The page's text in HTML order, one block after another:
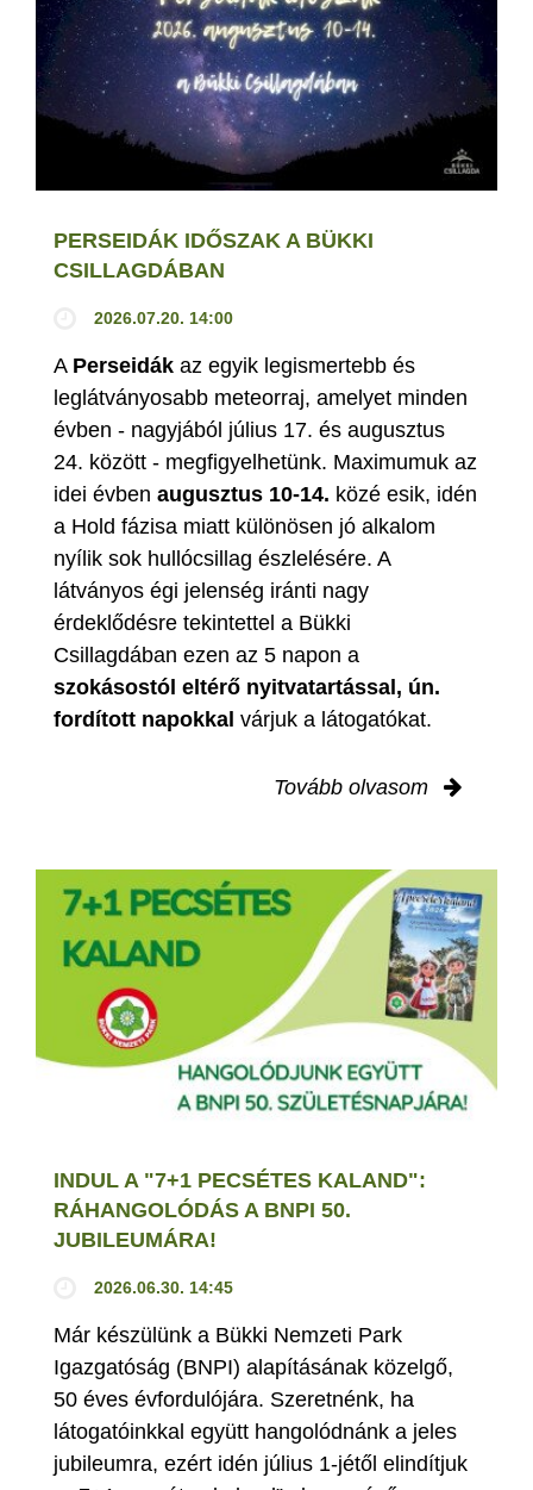
PERSEIDÁK IDŐSZAK A BÜKKI
CSILLAGDÁBAN
2026.07.20. 14:00
A Perseidák az egyik legismertebb és
leglátványosabb meteorraj, amelyet minden
évben - nagyjából július 17. és augusztus
24. között - megfigyelhetünk. Maximumuk az
idei évben augusztus 10-14. közé esik, idén
a Hold fázisa miatt különösen jó alkalom
nyílik sok hullócsillag észlelésére. A
látványos égi jelenség iránti nagy
érdeklődésre tekintettel a Bükki
Csillagdában ezen az 5 napon a
szokásostól eltérő nyitvatartással, ún.
fordított napokkal várjuk a látogatókat.
Tovább olvasom
INDUL A "7+1 PECSÉTES KALAND":
RÁHANGOLÓDÁS A BNPI 50.
JUBILEUMÁRA!
2026.06.30. 14:45
Már készülünk a Bükki Nemzeti Park
Igazgatóság (BNPI) alapításának közelgő,
50 éves évfordulójára. Szeretnénk, ha
látogatóinkkal együtt hangolódnánk a jeles
jubileumra, ezért idén július 1-jétől elindítjuk